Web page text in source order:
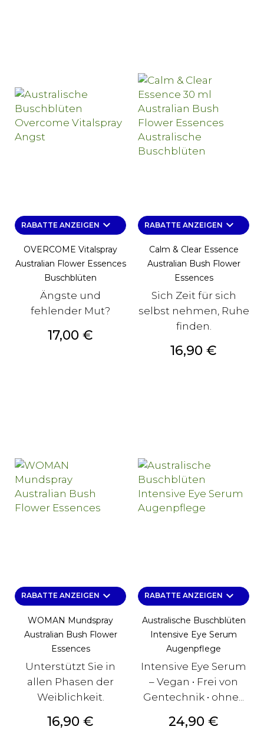
RABATTE ANZEIGEN keyboard_arrow_down
OVERCOME Vitalspray
Australian Flower Essences
Buschblüten
Ängste und
fehlender Mut?
Preis
17,00 €
RABATTE ANZEIGEN keyboard_arrow_down
Calm & Clear Essence
Australian Bush Flower
Essences
Sich Zeit für sich
selbst nehmen, Ruhe
finden.
Preis
16,90 €
RABATTE ANZEIGEN keyboard_arrow_down
WOMAN Mundspray
Australian Bush Flower
Essences
Unterstützt Sie in
allen Phasen der
Weiblichkeit.
Preis
16,90 €
RABATTE ANZEIGEN keyboard_arrow_down
Australische Buschblüten
Intensive Eye Serum
Augenpflege
Intensive Eye Serum
– Vegan • Frei von
Gentechnik • ohne...
Preis
24,90 €